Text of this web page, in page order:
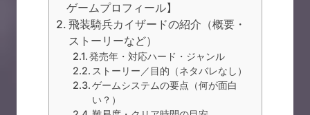
ゲームプロフィール】
飛装騎兵カイザードの紹介（概要・
ストーリーなど）
発売年・対応ハード・ジャンル
ストーリー／目的（ネタバレなし）
ゲームシステムの要点（何が面白
い？）